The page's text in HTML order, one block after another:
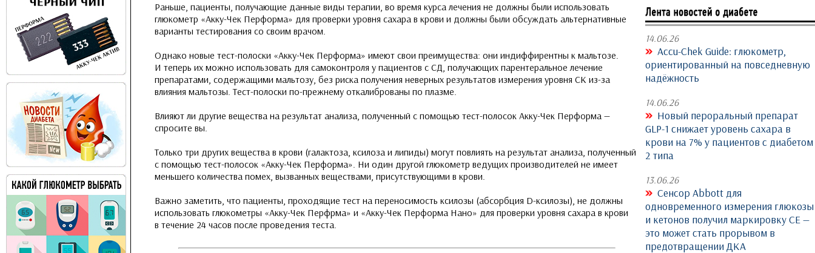
Раньше, пациенты, получающие данные виды терапии, во время курса лечения не должны были использовать
глюкометр «Акку-Чек Перформа» для проверки уровня сахара в крови и должны были обсуждать альтернативные
варианты тестирования со своим врачом.
Однако новые тест-полоски «Акку-Чек Перформа» имеют свои преимущества: они индиффирентны к мальтозе.
И теперь их можно использовать для самоконтроля у пациентов с СД, получающих парентеральное лечение
препаратами, содержащими мальтозу, без риска получения неверных результатов измерения уровня СК из-за
влияния мальтозы. Тест-полоски по-прежнему откалиброваны по плазме.
Влияют ли другие вещества на результат анализа, полученный с помощью тест-полосок Акку-Чек Перформа —
спросите вы.
Только три других вещества в крови (галактоза, ксилоза и липиды) могут повлиять на результат анализа, полученный
с помощью тест-полосок «Акку-Чек Перформа». Ни один другой глюкометр ведущих производителей не имеет
меньшего количества помех, вызванных веществами, присутствующими в крови.
Важно заметить, что пациенты, проходящие тест на переносимость ксилозы (абсорбция D-ксилозы), не должны
использовать глюкометры «Акку-Чек Перфрма» и «Акку-Чек Перформа Нано» для проверки уровня сахара в крови
в течение 24 часов после проведения теста.
14.06.26
Accu-Chek Guide: глюкометр,
ориентированный на повседневную
надёжность
14.06.26
Новый пероральный препарат
GLP-1 снижает уровень сахара в
крови на 7% у пациентов с диабетом
2 типа
13.06.26
Сенсор Abbott для
одновременного измерения глюкозы
и кетонов получил маркировку CE —
это может стать прорывом в
предотвращении ДКА